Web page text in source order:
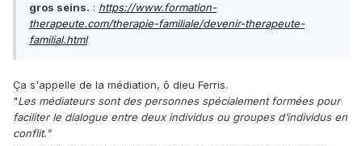
gros seins. : https://www.formation-
therapeute.com/therapie-familiale/devenir-therapeute-
familial.html
Ça s'appelle de la médiation, ô dieu Ferris.
"Les médiateurs sont des personnes spécialement formées pour
faciliter le dialogue entre deux individus ou groupes d’individus en
conflit."